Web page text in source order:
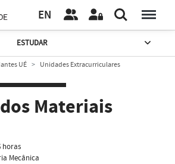
EN
ESTUDAR
UÉ Unidades Extracurriculares
Materiais
horas
Mecânica